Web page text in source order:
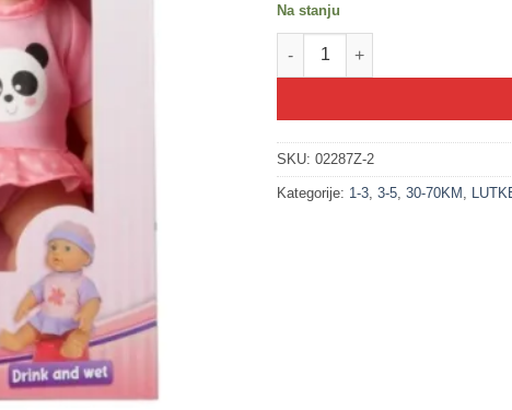
Na stanju
200207-2 BEAU Lutka beba
SKU: 02287Z-2
Kategorije: 1-3, 3-5, 30-70KM ,